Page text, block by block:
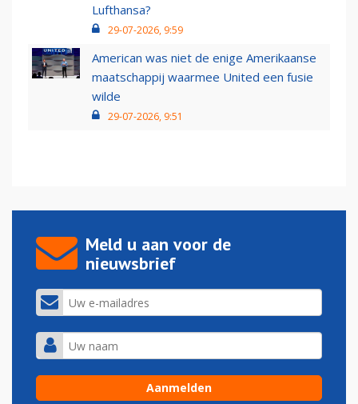
Lufthansa?
29-07-2026, 9:59
American was niet de enige Amerikaanse
maatschappij waarmee United een fusie
wilde
29-07-2026, 9:51
Meld u aan voor de
nieuwsbrief